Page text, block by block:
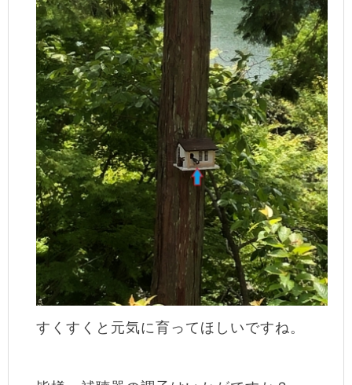
すくすくと元気に育ってほしいですね。